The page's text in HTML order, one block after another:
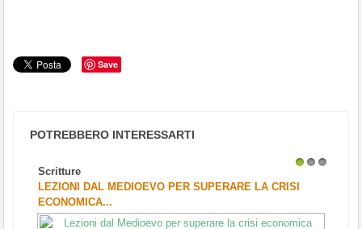
Save
POTREBBERO INTERESSARTI
Scritture
LEZIONI DAL MEDIOEVO PER SUPERARE LA CRISI
ECONOMICA...